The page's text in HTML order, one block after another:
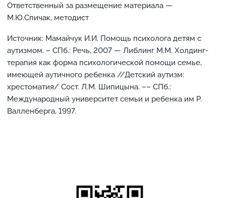
Ответственный за размещение материала —
М.Ю.Спичак, методист
Источник: Мамайчук И.И. Помощь психолога детям с
аутизмом. – СПб.: Речь, 2007 — Либлинг М.М. Холдинг-
терапия как форма психологической помощи семье,
имеющей аутичного ребенка //Детский аутизм:
хрестоматия/ Сост. Л.М. Шипицына. –– СПб.:
Международный университет семьи и ребенка им Р.
Валленберга, 1997.